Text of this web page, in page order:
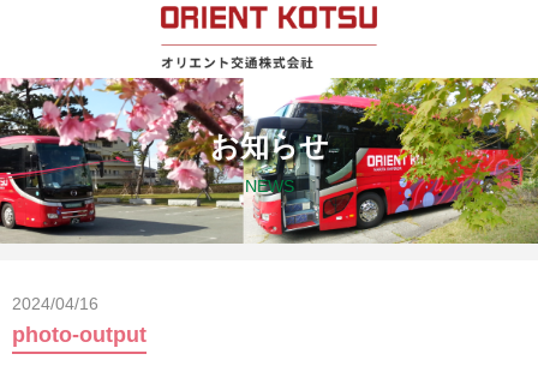
お知らせ
NEWS
2024/04/16
photo-output